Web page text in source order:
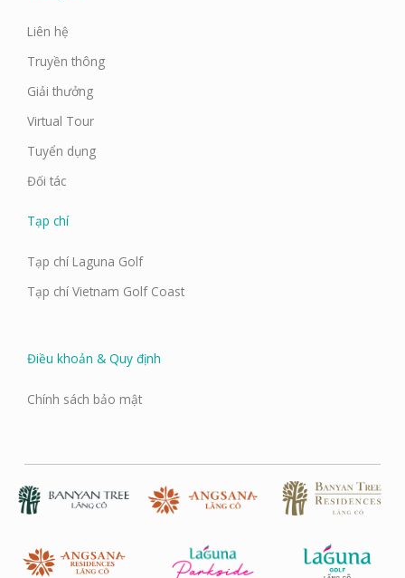
Liên hệ
Truyền thông
Giải thưởng
Virtual Tour
Tuyển dụng
Đối tác
Tạp chí
Tạp chí Laguna Golf
Tạp chí Vietnam Golf Coast
Điều khoản & Quy định
Chính sách bảo mật